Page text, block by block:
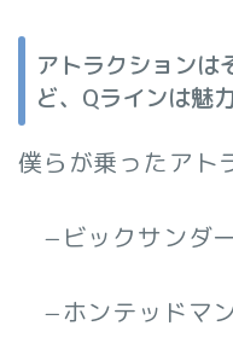
アトラクションは
ど、Qラインは魅
僕らが乗ったアト
−ビックサンダ
−ホンテッドマ